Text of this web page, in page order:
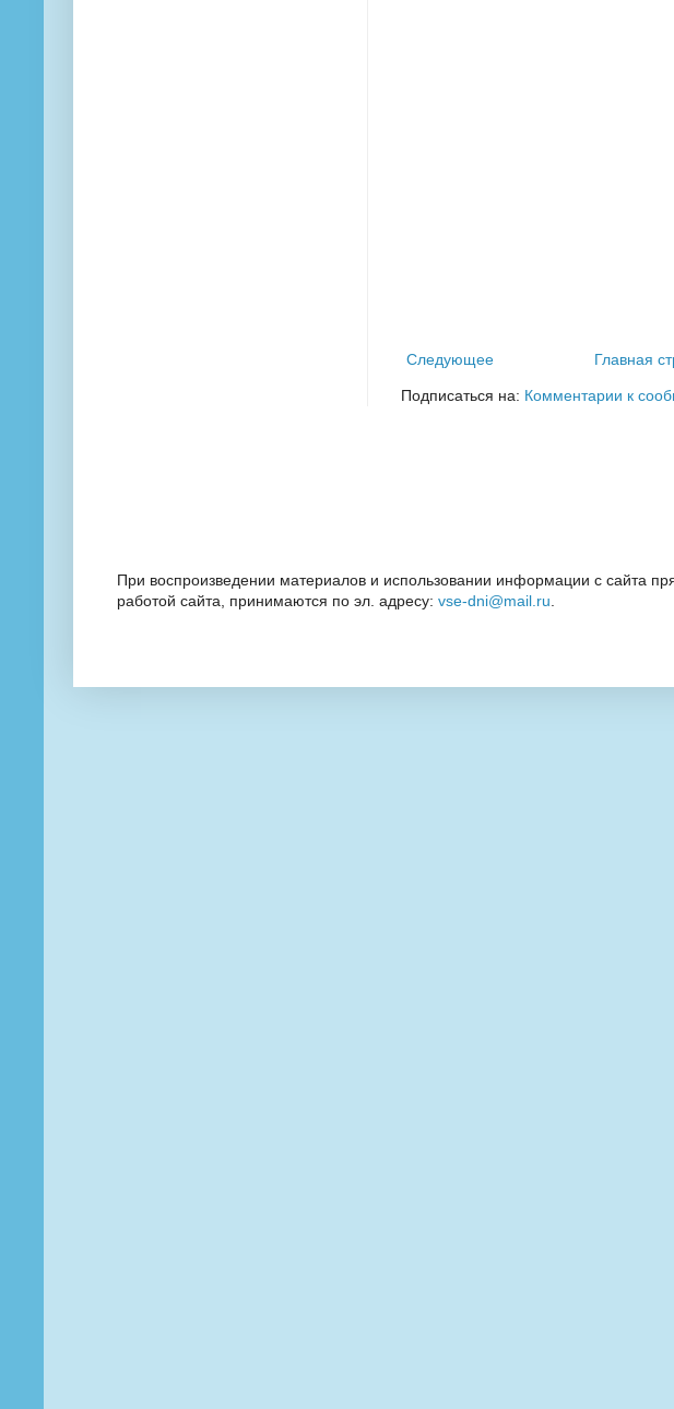
Следующее Главная
Подписаться на: Комментарии к
При воспроизведении материалов и использовании информации с сайта
работой сайта, принимаются по эл. адресу: vse-dni@mail.ru